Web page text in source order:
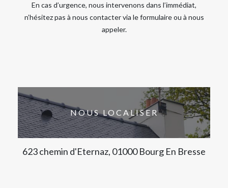
En cas d’urgence, nous intervenons dans l’immédiat,
n’hésitez pas à nous contacter via le formulaire ou à nous
appeler.
NOUS LOCALISER
623 chemin d'Eternaz, 01000 Bourg En Bresse